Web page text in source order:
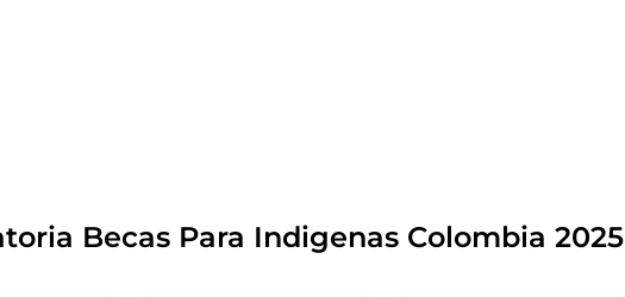
Becas Para Indigenas Colombia 2025